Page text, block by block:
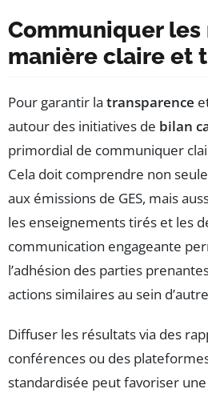
Communiquer
manière claire et
Pour garantir la transparence
autour des initiatives de bilan
primordial de communiquer
Cela doit comprendre non
aux émissions de GES, mais
les enseignements tirés et les
communication engageante
l’adhésion des parties
actions similaires au sein
Diffuser les résultats via des
conférences ou des
standardisée peut favoriser